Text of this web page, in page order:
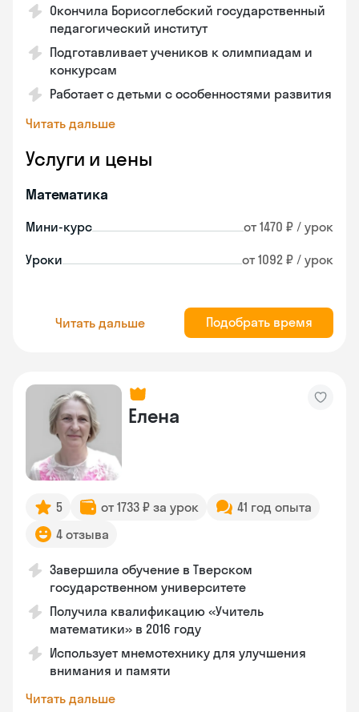
Окончила Борисоглебский государственный
педагогический институт
Подготавливает учеников к олимпиадам и
конкурсам
Работает с детьми с особенностями развития
Читать дальше
Услуги и цены
Математика
Мини-курс от 1470 ₽ / урок
Уроки от 1092 ₽ / урок
Читать дальше Подобрать время
Елена
5 от 1733 ₽ за урок
41 год опыта
4 отзыва
Завершила обучение в Тверском
государственном университете
Получила квалификацию «Учитель
математики» в 2016 году
Использует мнемотехнику для улучшения
внимания и памяти
Читать дальше